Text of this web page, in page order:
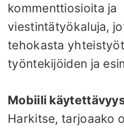
kommenttiosioita ja
viestintätyökaluja,
tehokasta
työntekijöiden ja
Mobiili
Harkitse, tarjoaako